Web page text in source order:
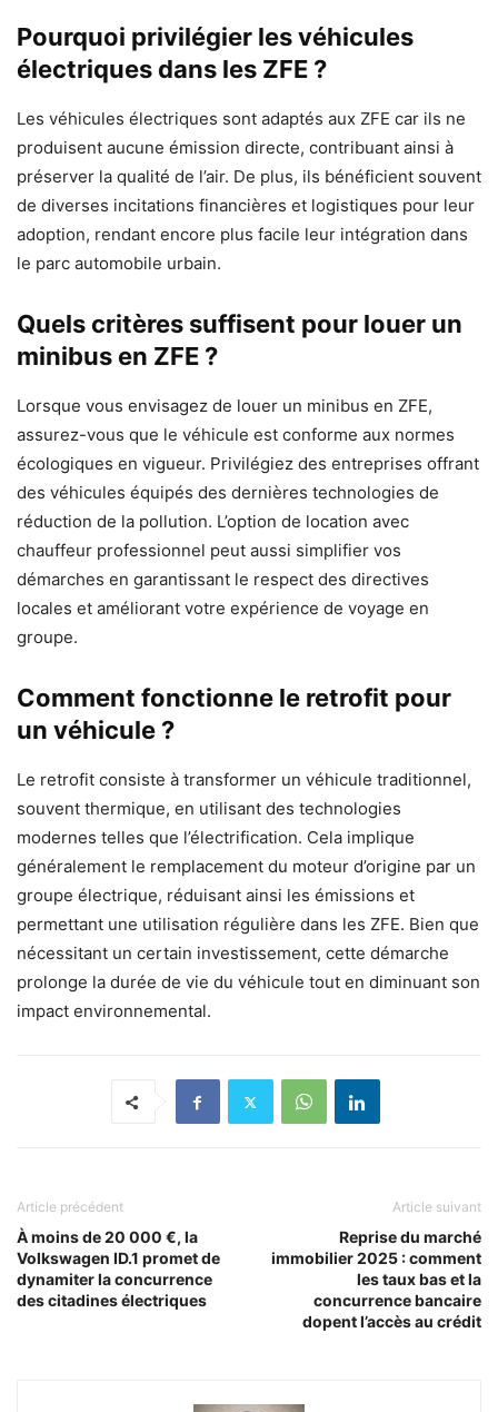
Pourquoi privilégier les véhicules
électriques dans les ZFE ?
Les véhicules électriques sont adaptés aux ZFE car ils ne
produisent aucune émission directe, contribuant ainsi à
préserver la qualité de l’air. De plus, ils bénéficient souvent
de diverses incitations financières et logistiques pour leur
adoption, rendant encore plus facile leur intégration dans
le parc automobile urbain.
Quels critères suffisent pour louer un
minibus en ZFE ?
Lorsque vous envisagez de louer un minibus en ZFE,
assurez-vous que le véhicule est conforme aux normes
écologiques en vigueur. Privilégiez des entreprises offrant
des véhicules équipés des dernières technologies de
réduction de la pollution. L’option de location avec
chauffeur professionnel peut aussi simplifier vos
démarches en garantissant le respect des directives
locales et améliorant votre expérience de voyage en
groupe.
Comment fonctionne le retrofit pour
un véhicule ?
Le retrofit consiste à transformer un véhicule traditionnel,
souvent thermique, en utilisant des technologies
modernes telles que l’électrification. Cela implique
généralement le remplacement du moteur d’origine par un
groupe électrique, réduisant ainsi les émissions et
permettant une utilisation régulière dans les ZFE. Bien que
nécessitant un certain investissement, cette démarche
prolonge la durée de vie du véhicule tout en diminuant son
impact environnemental.
Article précédent
À moins de 20 000 €, la
Volkswagen ID.1 promet de
dynamiter la concurrence
des citadines électriques
Article suivant
Reprise du marché
immobilier 2025 : comment
les taux bas et la
concurrence bancaire
dopent l’accès au crédit